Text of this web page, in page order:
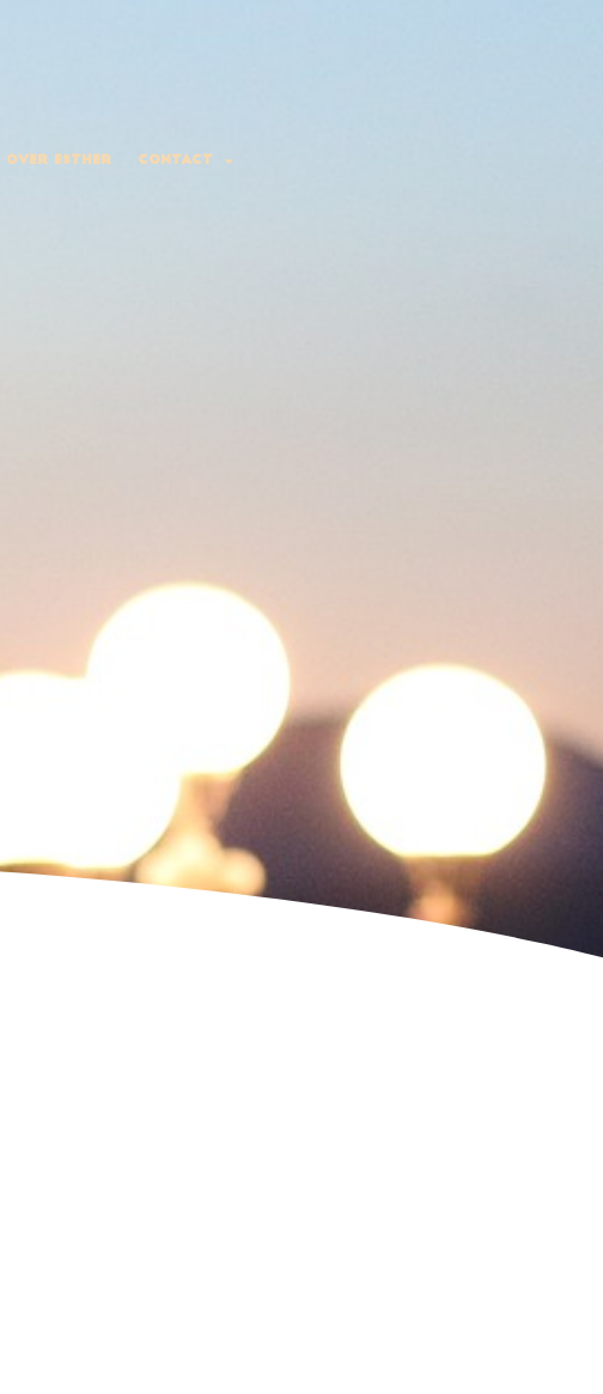
Over Esther Contact